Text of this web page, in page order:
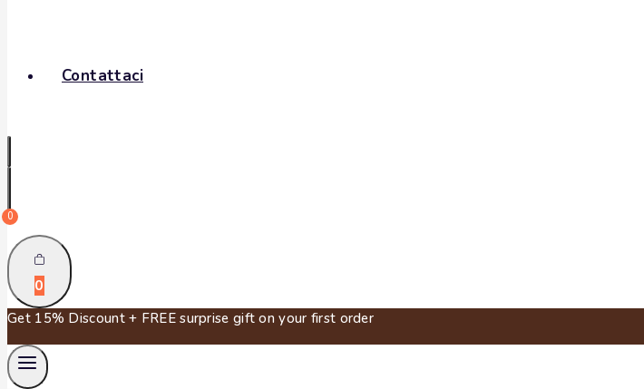
Contattaci
0
0
Get 15% Discount + FREE surprise gift on your first order